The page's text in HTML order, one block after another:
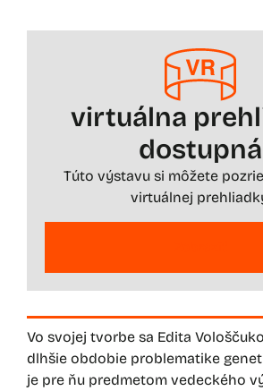
virtuálna
dostupná
Túto výstavu si môžete
virtuálnej
Vo svojej tvorbe sa Edita
dlhšie obdobie problematike
je pre ňu predmetom vedeckého